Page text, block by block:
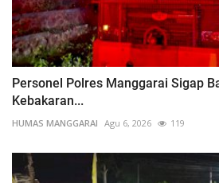
Personel Polres Manggarai Sigap
Kebakaran...
HUMAS MANGGARAI Agu 6, 2026 119